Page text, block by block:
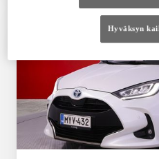
Hyväksyn